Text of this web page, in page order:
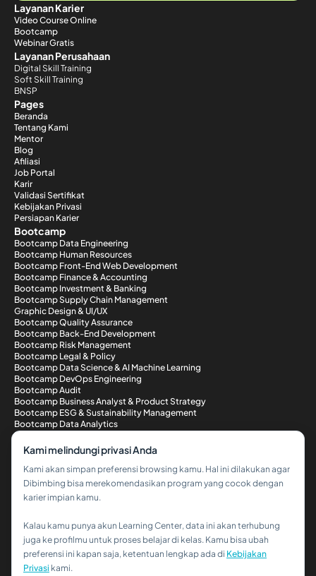
Hi!👋
Kalau kamu butuh bantuan,
Layanan Karier
Video Course Online
Bootcamp
Webinar Gratis
Layanan Perusahaan
Digital Skill Training
Soft Skill Training
BNSP
Pages
Beranda
Tentang Kami
Mentor
Blog
Afiliasi
Job Portal
Karir
Validasi Sertifikat
Kebijakan Privasi
Persiapan Karier
Bootcamp
Bootcamp Data Engineering
Bootcamp Human Resources
Bootcamp Front-End Web Development
Bootcamp Finance & Accounting
Bootcamp Investment & Banking
Bootcamp Supply Chain Management
Graphic Design & UI/UX
Bootcamp Quality Assurance
Bootcamp Back-End Development
Bootcamp Risk Management
Bootcamp Legal & Policy
Bootcamp Data Science & AI Machine Learning
Bootcamp DevOps Engineering
Bootcamp Audit
Bootcamp Business Analyst & Product Strategy
Bootcamp ESG & Sustainability Management
Bootcamp Data Analytics
Bootcamp Digital Marketing
Bootcamp Cyber Security
Bootcamp Full-Stack Web Development
Metode Pembayaran
Kami melindungi privasi Anda
Kami akan simpan preferensi browsing kamu. Hal ini dilakukan agar
Dibimbing bisa merekomendasikan program yang cocok dengan
karier impian kamu.
Kalau kamu punya akun Learning Center, data ini akan terhubung
juga ke profilmu untuk proses belajar di kelas. Kamu bisa ubah
preferensi ini kapan saja, ketentuan lengkap ada di Kebijakan
Privasi kami.